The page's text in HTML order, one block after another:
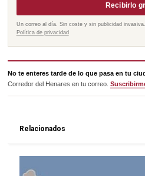
Recibirlo
Un correo al día. Sin coste y sin publicidad
Política de privacidad
No te enteres tarde de lo que pasa en tu
Corredor del Henares en tu correo.
Relacionados